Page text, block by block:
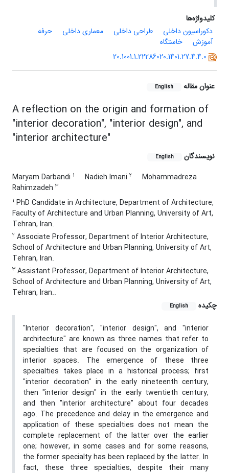
کلیدواژه‌ها
دکوراسیون داخلی
طراحی داخلی معماری داخلی
حرفه
آموزش
خاستگاه
20.1001.1.22286020.1401.27.4.4.0
عنوان مقاله English
A reflection on the origin and formation of
"interior decoration", "interior design", and
"interior architecture"
نویسندگان English
Maryam Darbandi 1 Nadieh Imani 2
Mohammadreza
Rahimzadeh 3
1 PhD Candidate in Architecture, Department of Architecture,
Faculty of Architecture and Urban Planning, University of Art,
Tehran, Iran.
2 Associate Professor, Department of Interior Architecture,
School of Architecture and Urban Planning, University of Art,
Tehran, Iran.
3 Assistant Professor, Department of Interior Architecture,
School of Architecture and Urban Planning, University of Art,
Tehran, Iran..
چکیده
English
"Interior decoration", "interior design", and "interior
architecture" are known as three names that refer to
specialties that are focused on the organization of
interior spaces. The emergence of these three
specialties takes place in a historical process; first
"interior decoration" in the early nineteenth century,
then "interior design" in the early twentieth century,
and then "interior architecture" about four decades
ago. The precedence and delay in the emergence and
application of these specialties does not mean the
complete replacement of the latter over the earlier
one; however, in some cases and for some reasons,
the former specialty has been replaced by the latter. In
fact, these three specialties, despite their many